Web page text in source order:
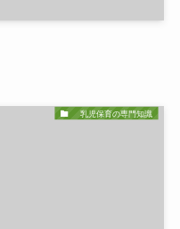
乳児保育の専門知識